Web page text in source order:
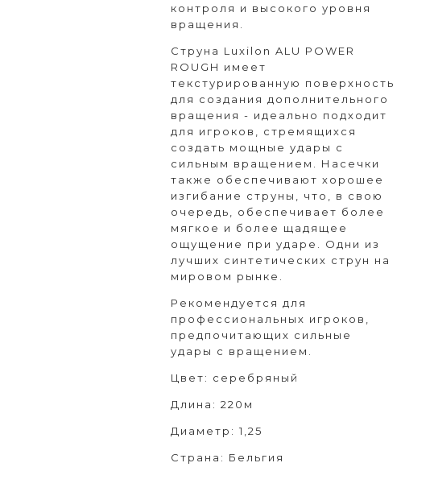
контроля и высокого уровня
вращения.
Струна Luxilon ALU POWER
ROUGH имеет
текстурированную поверхность
для создания дополнительного
вращения - идеально подходит
для игроков, стремящихся
создать мощные удары с
сильным вращением. Насечки
также обеспечивают хорошее
изгибание струны, что, в свою
очередь, обеспечивает более
мягкое и более щадящее
ощущение при ударе. Одни из
лучших синтетических струн на
мировом рынке.
Рекомендуется для
профессиональных игроков,
предпочитающих сильные
удары с вращением.
Цвет: серебряный
Длина: 220м
Диаметр: 1,25
Страна: Бельгия